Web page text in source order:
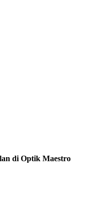
di Optik Maestro